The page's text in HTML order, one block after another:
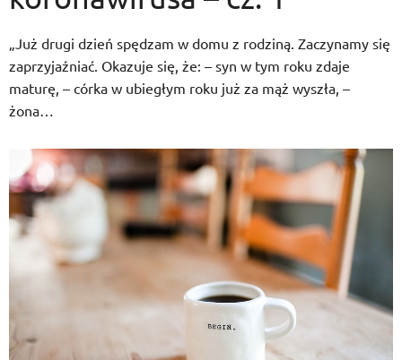
„Już drugi dzień spędzam w domu z rodziną. Zaczynamy się
zaprzyjaźniać. Okazuje się, że: – syn w tym roku zdaje
maturę, – córka w ubiegłym roku już za mąż wyszła, –
żona…